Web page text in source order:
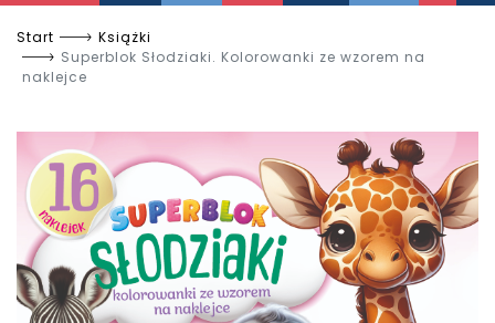
Start
Książki
Superblok Słodziaki. Kolorowanki ze wzorem na
naklejce